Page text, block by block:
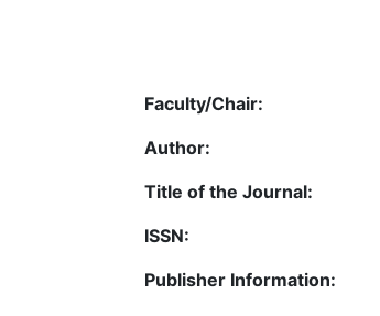
Faculty/Chair:
Author:
Title of the Journal:
ISSN:
Publisher Information: